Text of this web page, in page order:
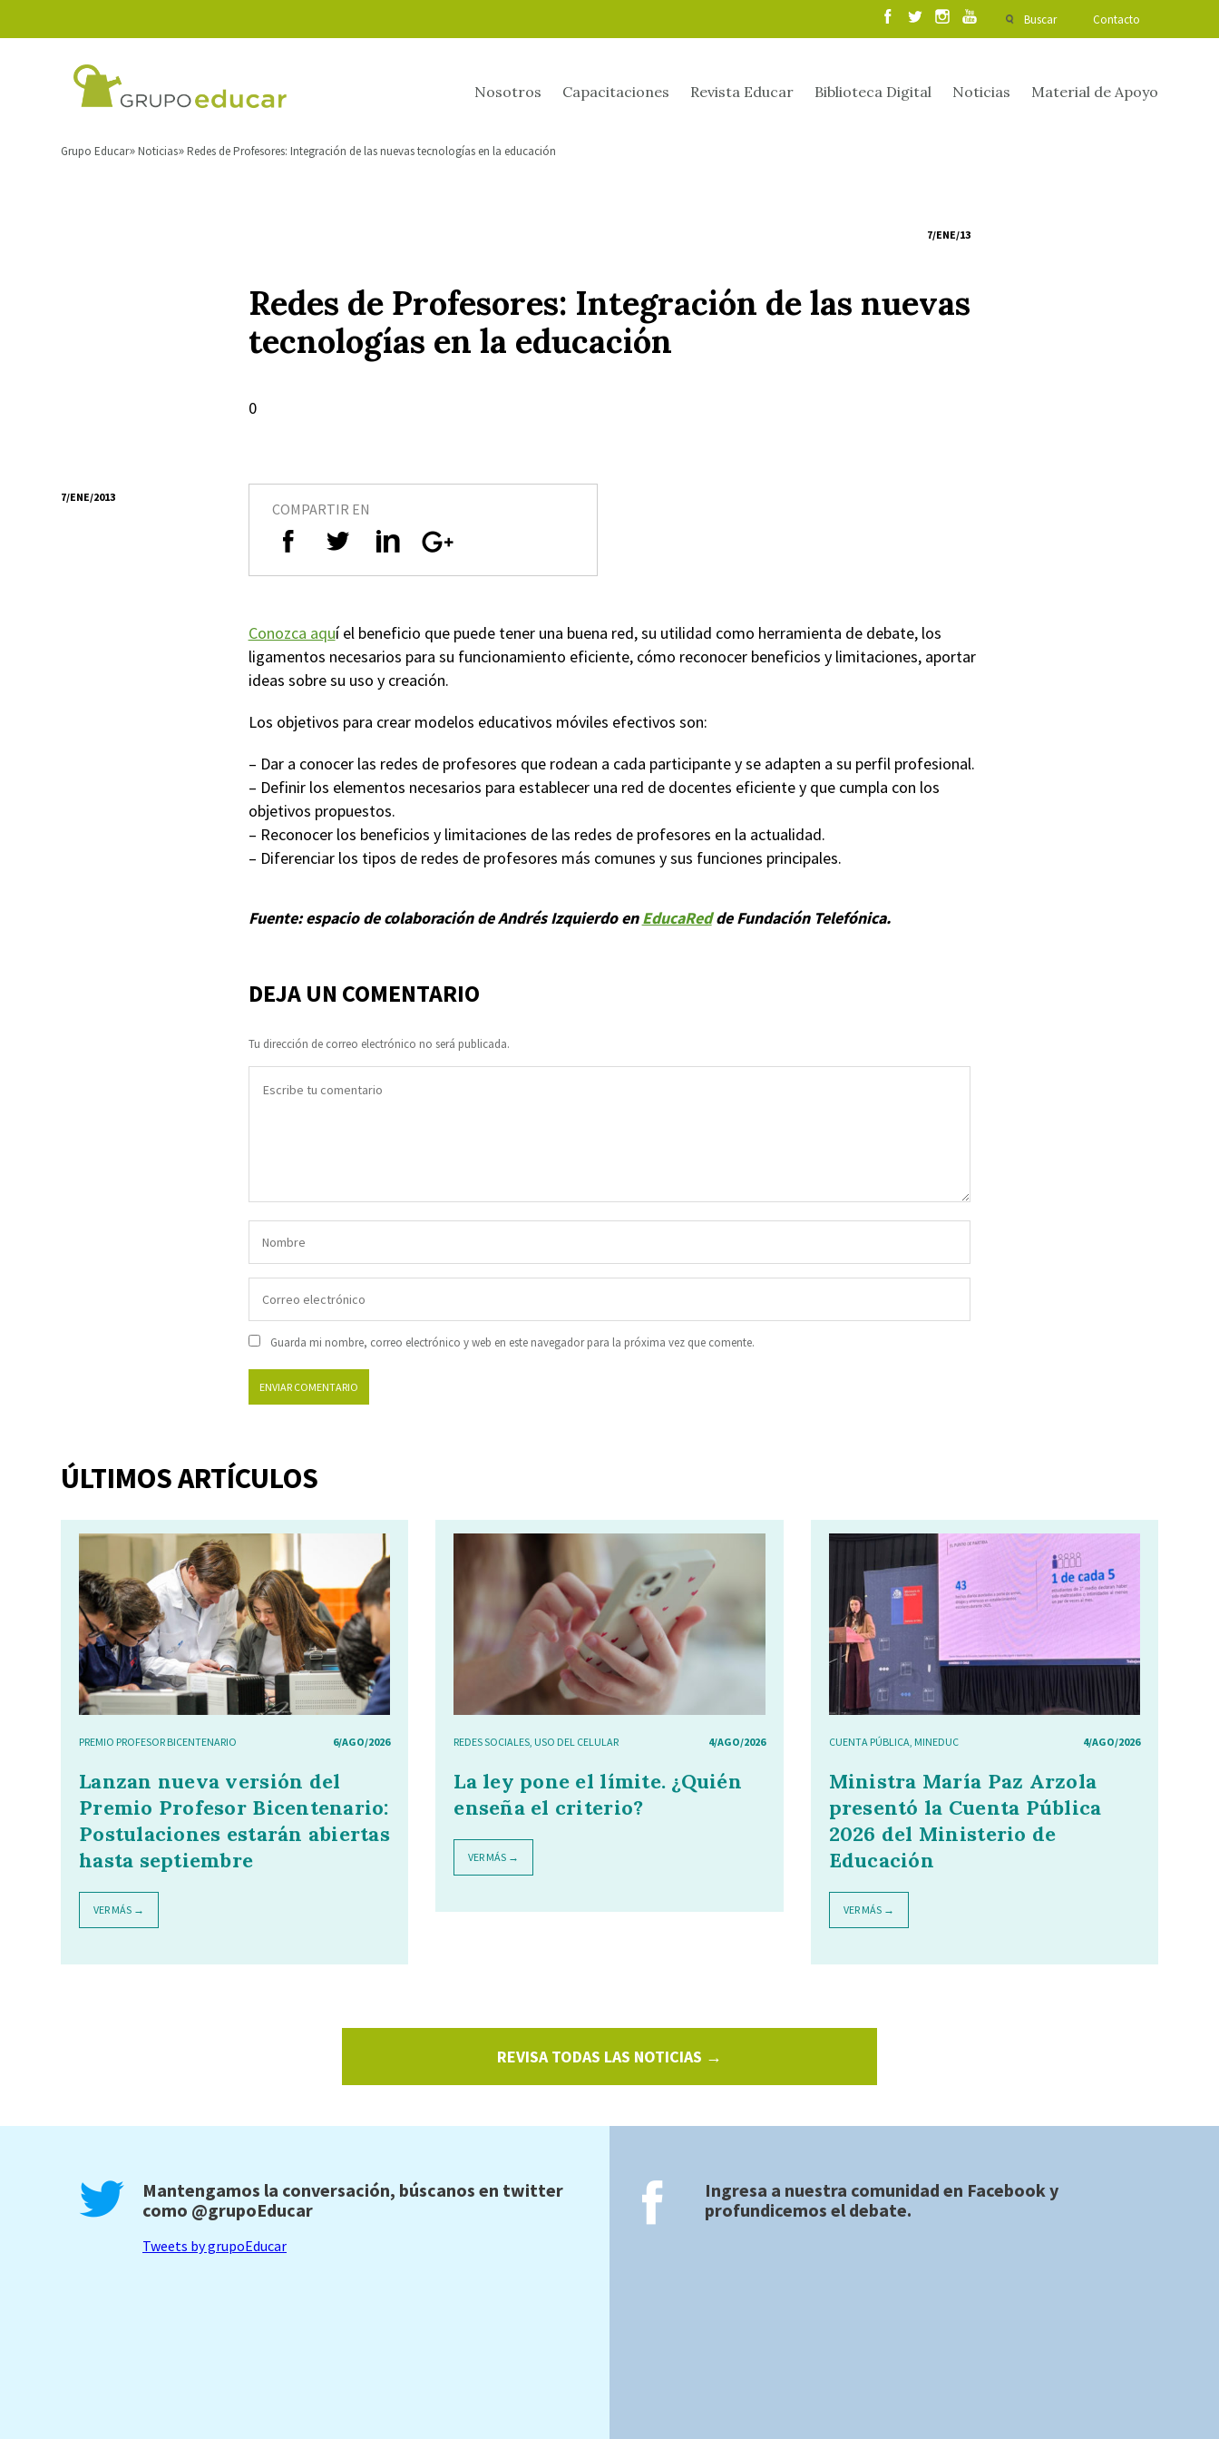
Buscar Contacto
Nosotros Capacitaciones Revista Educar Biblioteca Digital Noticias Material de Apoyo
Grupo Educar Noticias Redes de Profesores: Integración de las nuevas tecnologías en la educación
7/ENE/13
Redes de Profesores: Integración de las nuevas
tecnologías en la educación
0
7/ENE/2013
COMPARTIR EN
Conozca aquí el beneficio que puede tener una buena red, su utilidad como herramienta de debate, los
ligamentos necesarios para su funcionamiento eficiente, cómo reconocer beneficios y limitaciones, aportar
ideas sobre su uso y creación.
Los objetivos para crear modelos educativos móviles efectivos son:
– Dar a conocer las redes de profesores que rodean a cada participante y se adapten a su perfil profesional.
– Definir los elementos necesarios para establecer una red de docentes eficiente y que cumpla con los
objetivos propuestos.
– Reconocer los beneficios y limitaciones de las redes de profesores en la actualidad.
– Diferenciar los tipos de redes de profesores más comunes y sus funciones principales.
Fuente: espacio de colaboración de Andrés Izquierdo enEducaRedde Fundación Telefónica.
DEJA UN COMENTARIO
Tu dirección de correo electrónico no será publicada.
Guarda mi nombre, correo electrónico y web en este navegador para la próxima vez que comente.
ÚLTIMOS ARTÍCULOS
PREMIO PROFESOR BICENTENARIO 6/AGO/2026
Lanzan nueva versión del
Premio Profesor Bicentenario:
Postulaciones estarán abiertas
hasta septiembre
VER MÁS →
REDES SOCIALES, USO DEL CELULAR 4/AGO/2026
La ley pone el límite. ¿Quién
enseña el criterio?
VER MÁS →
CUENTA PÚBLICA, MINEDUC 4/AGO/2026
Ministra María Paz Arzola
presentó la Cuenta Pública
2026 del Ministerio de
Educación
VER MÁS →
REVISA TODAS LAS NOTICIAS →
Mantengamos la conversación, búscanos en twitter
como @grupoEducar
Tweets by grupoEducar
Ingresa a nuestra comunidad en Facebooky
profundicemos el debate.